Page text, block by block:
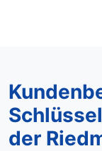
der